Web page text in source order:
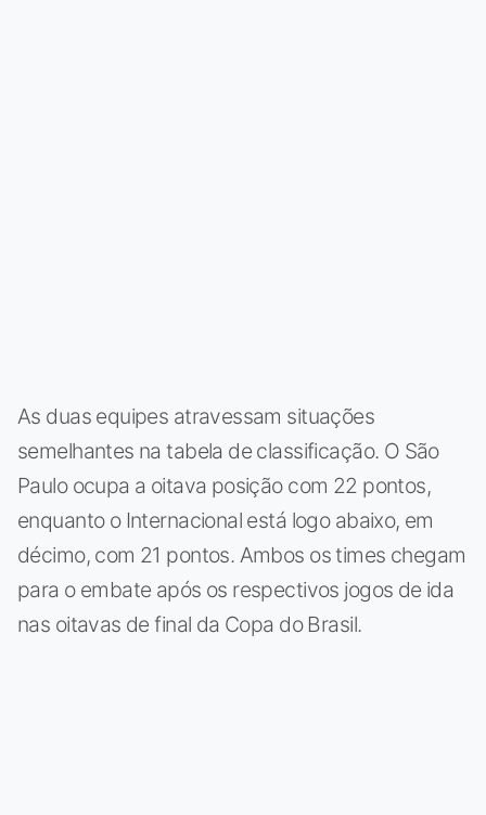
As duas equipes atravessam situações
semelhantes na tabela de classificação. O São
Paulo ocupa a oitava posição com 22 pontos,
enquanto o Internacional está logo abaixo, em
décimo, com 21 pontos. Ambos os times chegam
para o embate após os respectivos jogos de ida
nas oitavas de final da Copa do Brasil.